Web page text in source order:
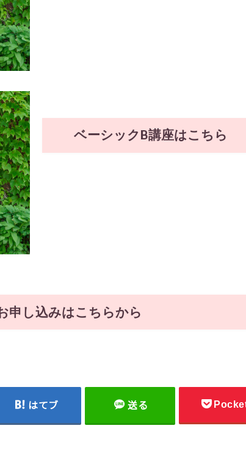
ベーシックB講座はこちら
し込みはこちらから
はてブ 送る